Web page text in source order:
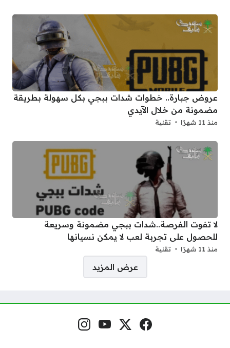
عروض جبارة.. خطوات شدات ببجي بكل سهولة بطريقة
مضمونة من خلال الآيدي
منذ 11 شهرًا تقنية
لا تفوت الفرصة..شدات ببجي مضمونة وسريعة
للحصول على تجربة لعب لا يمكن نسيانها
منذ 11 شهرًا تقنية
عرض المزيد
مواقع التواصل فيسبوكمنصة إكس
يوتيوبإنستغرام